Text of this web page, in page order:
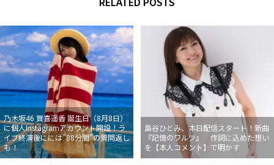
乃木坂46 賀喜遥香 誕生日（8月8日）
に個人Instagramアカウント開設！ラ
イブ終演後にには”88分間”の質問返し
も！
島谷ひとみ、本日配信スタート！新曲
『記憶のワルツ』 作詞に込めた想い
を【本人コメント】で明かす